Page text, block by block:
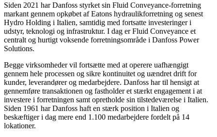
Siden 2021 har Danfoss styrket sin Fluid Conveyance-forretning
markant gennem opkøbet af Eatons hydraulikforretning og senest
Hydro Holding i Italien, samtidig med fortsatte investeringer i
udstyr, teknologi og infrastruktur. I dag er Fluid Conveyance et
centralt og hurtigt voksende forretningsområde i Danfoss Power
Solutions.
Begge virksomheder vil fortsætte med at operere uafhængigt
gennem hele processen og sikre kontinuitet og uændret drift for
kunder, leverandører og medarbejdere. Danfoss har til hensigt at
gennemføre transaktionen og fastholder et stærkt engagement i at
investere i forretningen samt opretholde sin tilstedeværelse i Italien.
Siden 1961 har Danfoss haft en stærk position i Italien og
beskæftiger i dag mere end 1.100 medarbejdere fordelt på 14
lokationer.